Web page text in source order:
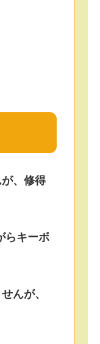
、修得
らキーボ
んが、